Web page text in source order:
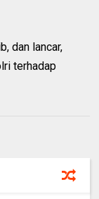
dan lancar,
terhadap